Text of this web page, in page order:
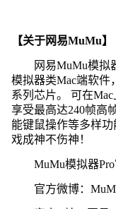
【关于网易MuMu】
网易MuMu模拟
模拟器类Mac端软件
系列芯片。 可在
享受最高达240帧高
能键鼠操作等多样
戏成神不伤神！
MuMu模拟器
官方微博：